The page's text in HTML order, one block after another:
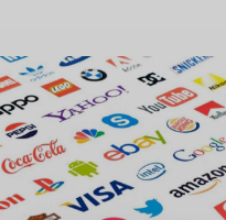
gebracht in het nieuw
- Kickstart Cultuurfonds.